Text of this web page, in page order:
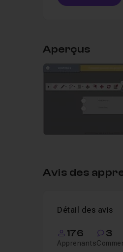
Leçon 6
Aperçus
Avis des
Détail des avis
176
Apprenants
3